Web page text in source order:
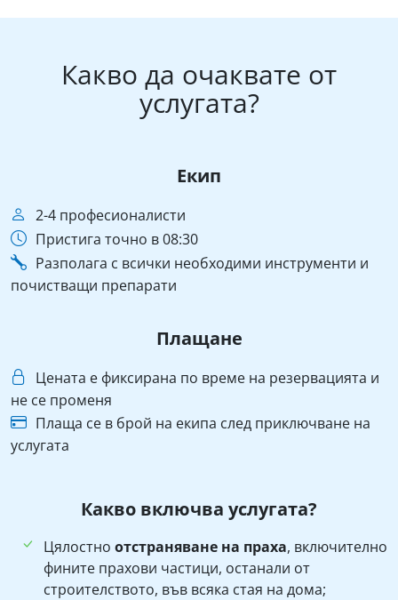
Какво да очаквате от
услугата?
Екип
2-4 професионалисти
Пристига точно в 08:30
Разполага с всички необходими инструменти и
почистващи препарати
Плащане
Цената е фиксирана по време на резервацията и
не се променя
Плаща се в брой на екипа след приключване на
услугата
Какво включва услугата?
Цялостно отстраняване на праха, включително
фините прахови частици, останали от
строителството, във всяка стая на дома;